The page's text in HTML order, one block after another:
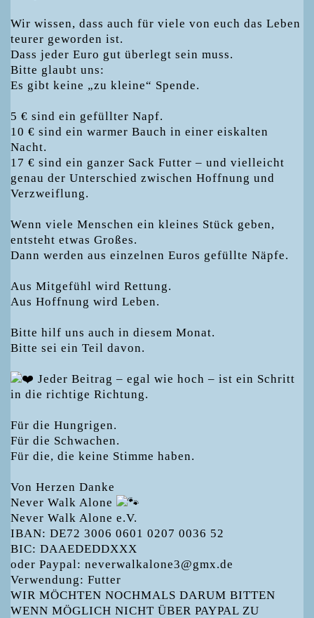
Wir wissen, dass auch für viele von euch das Leben
teurer geworden ist.
Dass jeder Euro gut überlegt sein muss.
Bitte glaubt uns:
Es gibt keine „zu kleine“ Spende.
5 € sind ein gefüllter Napf.
10 € sind ein warmer Bauch in einer eiskalten
Nacht.
17 € sind ein ganzer Sack Futter – und vielleicht
genau der Unterschied zwischen Hoffnung und
Verzweiflung.
Wenn viele Menschen ein kleines Stück geben,
entsteht etwas Großes.
Dann werden aus einzelnen Euros gefüllte Näpfe.
Aus Mitgefühl wird Rettung.
Aus Hoffnung wird Leben.
Bitte hilf uns auch in diesem Monat.
Bitte sei ein Teil davon.
Jeder Beitrag – egal wie hoch – ist ein Schritt
in die richtige Richtung.
Für die Hungrigen.
Für die Schwachen.
Für die, die keine Stimme haben.
Von Herzen Danke
Never Walk Alone
Never Walk Alone e.V.
IBAN: DE72 3006 0601 0207 0036 52
BIC: DAAEDEDDXXX
oder Paypal: neverwalkalone3@gmx.de
Verwendung: Futter
WIR MÖCHTEN NOCHMALS DARUM BITTEN
WENN MÖGLICH NICHT ÜBER PAYPAL ZU